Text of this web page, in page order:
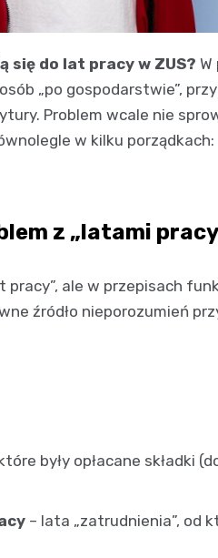
się do lat pracy w ZUS?
„po gospodarstwie”, przy
Problem wcale nie
w kilku
z „latami
ale w przepisach
źródło nieporozumień
były opłacane składki
– lata „zatrudnienia”, od